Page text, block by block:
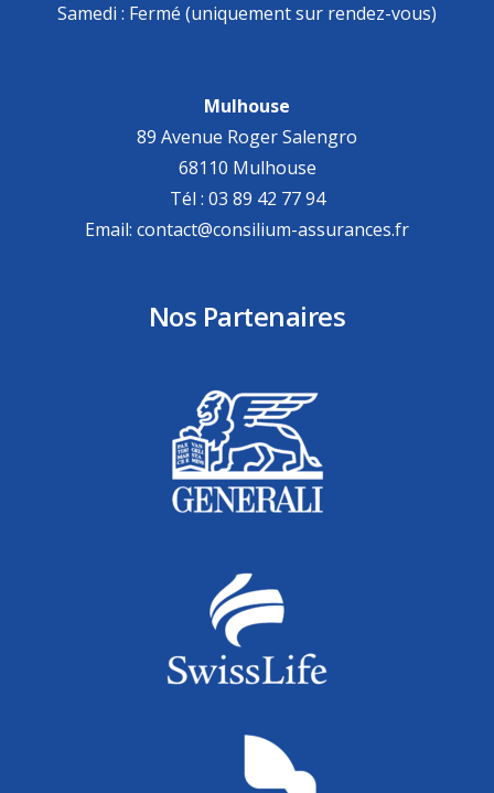
Samedi : Fermé (uniquement sur rendez-vous)
Mulhouse
89 Avenue Roger Salengro
68110 Mulhouse
Tél : 03 89 42 77 94
Email: contact@consilium-assurances.fr
Nos Partenaires